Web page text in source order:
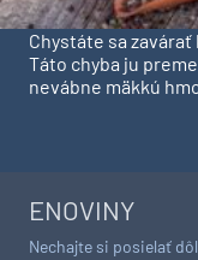
Chystáte sa zavárať
Táto chyba ju
nevábne mäkkú
ENOVINY
Nechajte si posielať